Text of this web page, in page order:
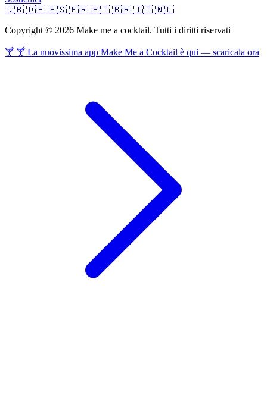
🇬🇧 🇩🇪 🇪🇸 🇫🇷 🇵🇹 🇧🇷 🇮🇹 🇳🇱
Copyright © 2026 Make me a cocktail. Tutti i diritti riservati
🍸 🍸 La nuovissima app Make Me a Cocktail è qui — scaricala ora